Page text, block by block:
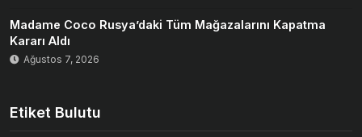
Madame Coco Rusya’daki Tüm Mağazalarını Kapatma
Kararı Aldı
Ağustos 7, 2026
Etiket Bulutu